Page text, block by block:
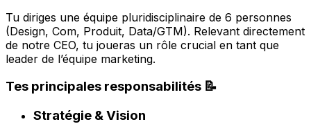
Tu diriges une équipe pluridisciplinaire de 6 personnes
(Design, Com, Produit, Data/GTM). Relevant directement
de notre CEO, tu joueras un rôle crucial en tant que
leader de l’équipe marketing.
Tes principales responsabilités 📝
Stratégie & Vision